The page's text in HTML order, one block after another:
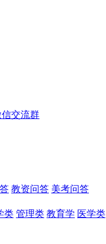
交流群
教资问答 美考问答
类 管理类 教育学 医学类